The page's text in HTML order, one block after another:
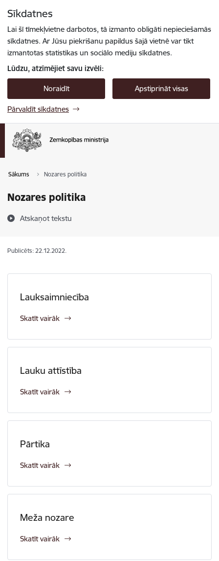
Sīkdatnes
Lai šī tīmekļvietne darbotos, tā izmanto obligāti nepieciešamās
sīkdatnes. Ar Jūsu piekrišanu papildus šajā vietnē var tikt
izmantotas statistikas un sociālo mediju sīkdatnes.
Lūdzu, atzīmējiet savu izvēli:
Noraidīt Apstiprināt visas
Pārvaldīt sīkdatnes
Sākums Nozares politika
Nozares politika
Atskaņot tekstu
Publicēts: 22.12.2022.
Lauksaimniecība
Skatīt vairāk
Lauku attīstība
Skatīt vairāk
Pārtika
Skatīt vairāk
Meža nozare
Skatīt vairāk